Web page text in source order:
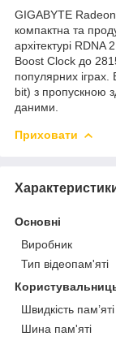
GIGABYTE
компактна та
архітектурі
Boost Clock до
популярних
bit) з пропускною
даними.
Приховати
Основні
Виробник
Тип відеопам'яті
Швидкість пам’яті
Шина пам'яті